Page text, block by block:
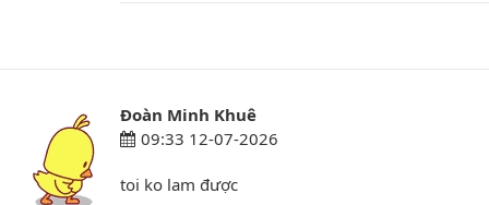
Đoàn Minh Khuê
09:33 12-07-2026
toi ko lam được